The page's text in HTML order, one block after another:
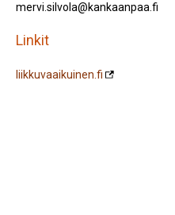
mervi.silvola@kankaanpaa.fi
Linkit
liikkuvaaikuinen.fi